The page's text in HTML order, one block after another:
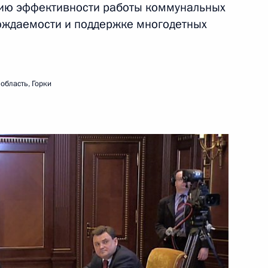
Горки
палаты Сергеем
1
эффективности работы коммунальных
и поддержке многодетных
Горки